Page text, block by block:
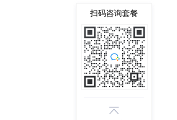
扫码咨询套餐